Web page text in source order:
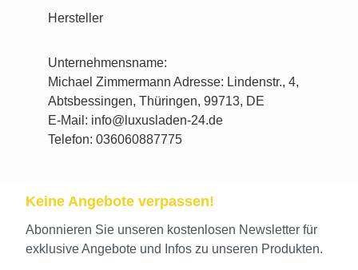
Hersteller
Unternehmensname:
Michael Zimmermann Adresse: Lindenstr., 4,
Abtsbessingen, Thüringen, 99713, DE
E-Mail: info@luxusladen-24.de
Telefon: 036060887775
Keine Angebote verpassen!
Abonnieren Sie unseren kostenlosen Newsletter für
exklusive Angebote und Infos zu unseren Produkten.